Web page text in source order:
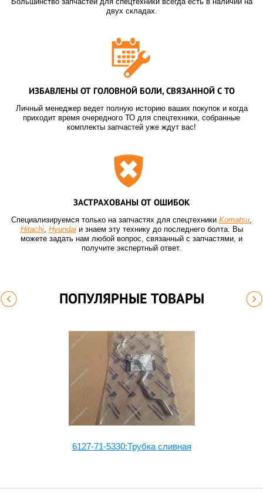
двух складах.
ИЗБАВЛЕНЫ ОТ ГОЛОВНОЙ БОЛИ, СВЯЗАННОЙ С ТО
Личный менеджер ведет полную историю ваших покупок и когда
приходит время очередного ТО для спецтехники, собранные
комплекты запчастей уже ждут вас!
ЗАСТРАХОВАНЫ ОТ ОШИБОК
Специализируемся только на запчастях для спецтехники Komatsu,
Hitachi, Hyundaiи знаем эту технику до последнего болта. Вы
можете задать нам любой вопрос, связанный с запчастями, и
получите экспертный ответ.
ПОПУЛЯРНЫЕ ТОВАРЫ
6127-71-5330:Трубка сливная